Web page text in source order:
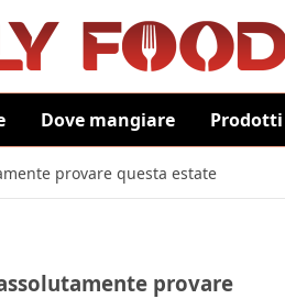
Dove mangiare Prodotti
provare questa estate
provare